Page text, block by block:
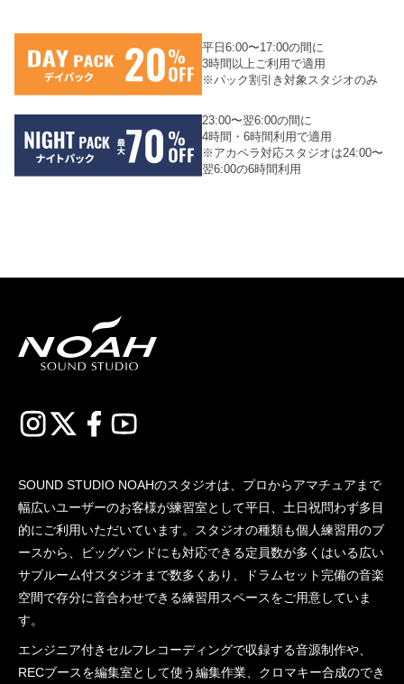
平日6:00〜17:00の間に
3時間以上ご利用で適用
※パック割引き対象スタジオのみ
23:00〜翌6:00の間に
4時間・6時間利用で適用
※アカペラ対応スタジオは24:00〜
翌6:00の6時間利用
SOUND STUDIO NOAHのスタジオは、プロからアマチュアまで
幅広いユーザーのお客様が練習室として平日、土日祝問わず多目
的にご利用いただいています。スタジオの種類も個人練習用のブ
ースから、ビッグバンドにも対応できる定員数が多くはいる広い
サブルーム付スタジオまで数多くあり、ドラムセット完備の音楽
空間で存分に音合わせできる練習用スペースをご用意していま
す。
エンジニア付きセルフレコーディングで収録する音源制作や、
RECブースを編集室として使う編集作業、クロマキー合成のでき